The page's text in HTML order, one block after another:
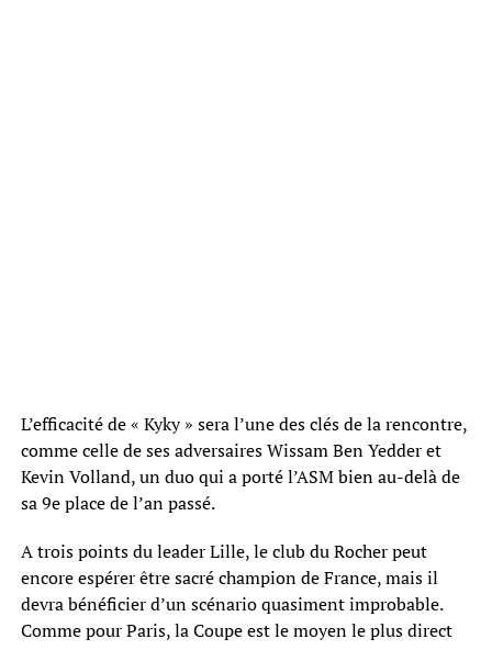
L’efficacité de « Kyky » sera l’une des clés de la rencontre,
comme celle de ses adversaires Wissam Ben Yedder et
Kevin Volland, un duo qui a porté l’ASM bien au-delà de
sa 9e place de l’an passé.
A trois points du leader Lille, le club du Rocher peut
encore espérer être sacré champion de France, mais il
devra bénéficier d’un scénario quasiment improbable.
Comme pour Paris, la Coupe est le moyen le plus direct